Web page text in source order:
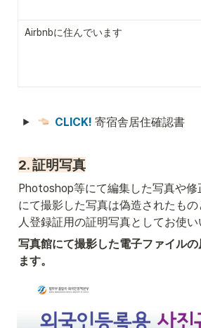
Airbnbに住んでいます
CLICK! 寄宿舎居住確認書
2. 証明写真
Photoshop等にて編集した写真や修
にて撮影した写真は偽造されたも
人登録証用の証明写真としてお使い
写真館にて撮影した電子ファイル
ます。